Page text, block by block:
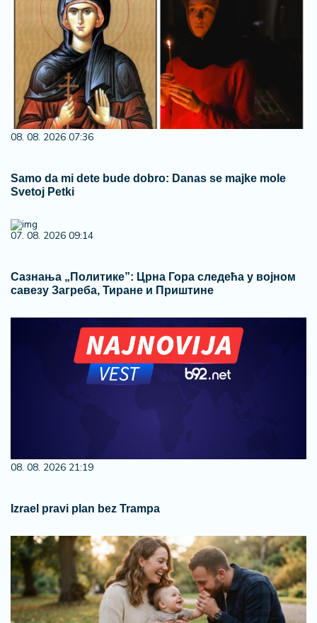
08. 08. 2026 07:36
Samo da mi dete bude dobro: Danas se majke mole
Svetoj Petki
07. 08. 2026 09:14
Сазнања „Политике”: Црна Гора следећа у војном
савезу Загреба, Тиране и Приштине
08. 08. 2026 21:19
Izrael pravi plan bez Trampa